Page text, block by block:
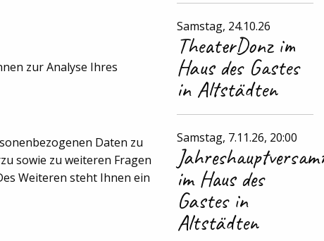
zur Analyse Ihres
Daten zu
sowie zu weiteren Fragen
Weiteren steht Ihnen ein
Samstag, 24.10.26
TheaterDonz im
Haus des Gastes
in Altstädten
Samstag, 7.11.26, 20:00
im Haus des
Gastes in
Altstädten